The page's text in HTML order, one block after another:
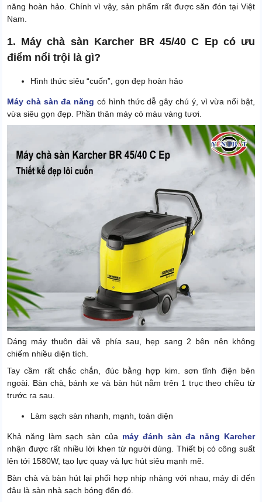
năng hoàn hảo. Chính vì vậy, sản phẩm rất được săn đón tại Việt
Nam.
1. Máy chà sàn Karcher BR 45/40 C Ep có ưu
điểm nổi trội là gì?
Hình thức siêu “cuốn”, gọn đẹp hoàn hảo
Máy chà sàn đa năng có hình thức dễ gây chú ý, vì vừa nổi bật,
vừa siêu gọn đẹp. Phần thân máy có màu vàng tươi.
Dáng máy thuôn dài về phía sau, hẹp sang 2 bên nên không
chiếm nhiều diện tích.
Tay cầm rất chắc chắn, đúc bằng hợp kim. sơn tĩnh điện bên
ngoài. Bàn chà, bánh xe và bàn hút nằm trên 1 trục theo chiều từ
trước ra sau.
Làm sạch sàn nhanh, mạnh, toàn diện
Khả năng làm sạch sàn của máy đánh sàn đa năng Karcher
nhận được rất nhiều lời khen từ người dùng. Thiết bị có công suất
lên tới 1580W, tạo lực quay và lực hút siêu mạnh mẽ.
Bàn chà và bàn hút lại phối hợp nhịp nhàng với nhau, máy đi đến
đâu là sàn nhà sạch bóng đến đó.